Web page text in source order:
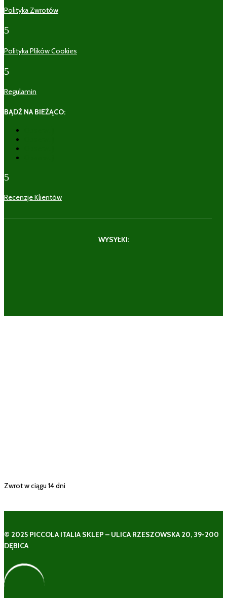
Polityka Zwrotów
5
Polityka Plików Cookies
5
Regulamin
BĄDŹ NA BIEŻĄCO:
5
Recenzje Klientów
WYSYŁKI:
Zwrot w ciągu 14 dni
© 2025 PICCOLA ITALIA SKLEP – ULICA RZESZOWSKA 20, 39-200
DĘBICA